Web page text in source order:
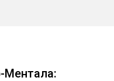
Ментала: